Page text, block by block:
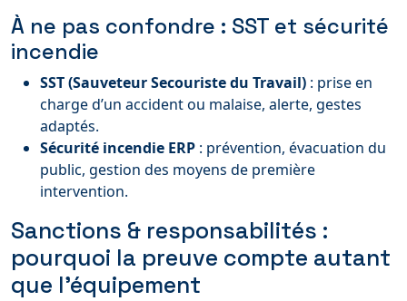
À ne pas confondre : SST et sécurité
incendie
SST (Sauveteur Secouriste du Travail) : prise en
charge d’un accident ou malaise, alerte, gestes
adaptés.
Sécurité incendie ERP : prévention, évacuation du
public, gestion des moyens de première
intervention.
Sanctions & responsabilités :
pourquoi la preuve compte autant
que l’équipement